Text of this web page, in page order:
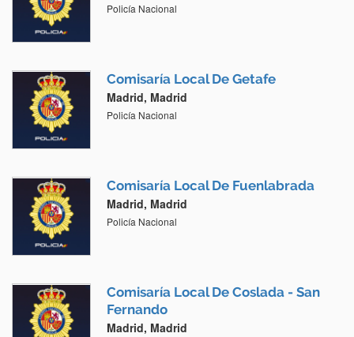
Policía Nacional
Comisaría Local De Getafe
Madrid, Madrid
Policía Nacional
Comisaría Local De Fuenlabrada
Madrid, Madrid
Policía Nacional
Comisaría Local De Coslada - San
Fernando
Madrid, Madrid